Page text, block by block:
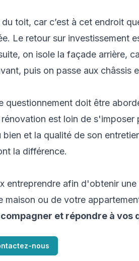
toit, car c’est à cet endroit
Le retour sur investissement
on isole la façade arrière,
puis on passe aux châssis
doit être
est loin de s'imposer
et la qualité de son
la différence.
entreprendre afin d'obtenir
maison ou de votre
et répondre à vos
nous